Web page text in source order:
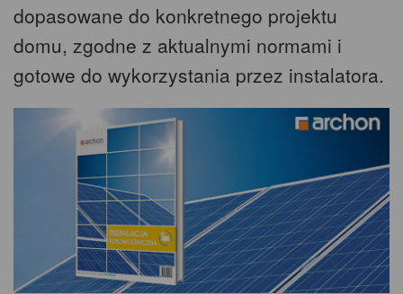
dopasowane do konkretnego projektu
domu, zgodne z aktualnymi normami i
gotowe do wykorzystania przez instalatora.